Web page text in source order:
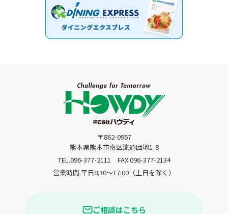
〒862-0967
熊本県熊本市南区流通団地1-8
TEL.096-377-2111
FAX.096-377-2134
営業時間.平日8:30〜17:00（土日を除く）
ご相談はこちら